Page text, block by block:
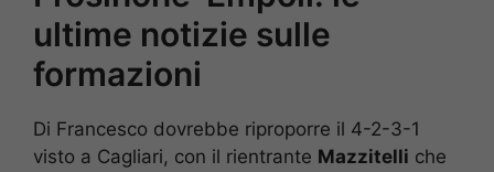
ultime notizie sulle
formazioni
Di Francesco dovrebbe riproporre il 4-2-3-1
visto a Cagliari, con il rientrante Mazzitelli che